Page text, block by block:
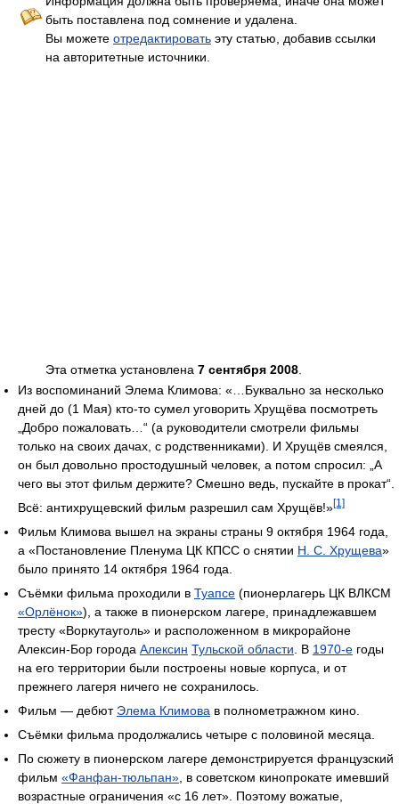
быть поставлена под сомнение и удалена.
Вы можете отредактировать эту статью, добавив ссылки
на авторитетные источники.
Эта отметка установлена 7 сентября 2008
Из воспоминаний Элема Климова: «…Буквально за несколько
дней до (1 Мая) кто-то сумел уговорить Хрущёва посмотреть
„Добро пожаловать…“ (а руководители смотрели фильмы
только на своих дачах, с родственниками). И Хрущёв смеялся,
он был довольно простодушный человек, а потом спросил: „А
чего вы этот фильм держите? Смешно ведь, пускайте в прокат“.
Всё: антихрущевский фильм разрешил сам Хрущёв!»[1]
Фильм Климова вышел на экраны страны 9 октября 1964 года,
а «Постановление Пленума ЦК КПСС о снятии Н. С. Хрущева»
было принято 14 октября 1964 года.
Съёмки фильма проходили в Туапсе (пионерлагерь ЦК ВЛКСМ
«Орлёнок»), а также в пионерском лагере, принадлежавшем
тресту «Воркутауголь» и расположенном в микрорайоне
Алексин-Бор города Алексин Тульской области . В 1970-е годы
на его территории были построены новые корпуса, и от
прежнего лагеря ничего не сохранилось.
Фильм — дебют Элема Климова в полнометражном кино.
Съёмки фильма продолжались четыре с половиной месяца.
По сюжету в пионерском лагере демонстрируется французский
фильм «Фанфан-тюльпан» , в советском кинопрокате имевший
возрастные ограничения «с 16 лет». Поэтому вожатые,